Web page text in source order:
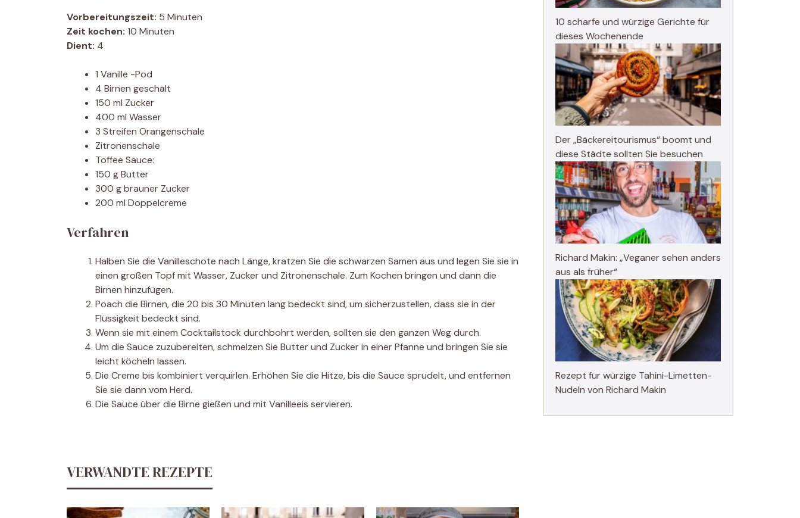
Vorbereitungszeit: 5 Minuten
Zeit kochen: 10 Minuten
Dient: 4
1 Vanille -Pod
4 Birnen geschält
150 ml Zucker
400 ml Wasser
3 Streifen Orangenschale
Zitronenschale
Toffee Sauce:
150 g Butter
300 g brauner Zucker
200 ml Doppelcreme
Verfahren
Halben Sie die Vanilleschote nach Länge, kratzen Sie die schwarzen Samen aus und legen Sie sie in
einen großen Topf mit Wasser, Zucker und Zitronenschale. Zum Kochen bringen und dann die
Birnen hinzufügen.
Poach die Birnen, die 20 bis 30 Minuten lang bedeckt sind, um sicherzustellen, dass sie in der
Flüssigkeit bedeckt sind.
Wenn sie mit einem Cocktailstock durchbohrt werden, sollten sie den ganzen Weg durch.
Um die Sauce zuzubereiten, schmelzen Sie Butter und Zucker in einer Pfanne und bringen Sie sie
leicht köcheln lassen.
Die Creme bis kombiniert verquirlen. Erhöhen Sie die Hitze, bis die Sauce sprudelt, und entfernen
Sie sie dann vom Herd.
Die Sauce über die Birne gießen und mit Vanilleeis servieren.
VERWANDTE REZEPTE
10 scharfe und würzige Gerichte für
dieses Wochenende
Der „Bäckereitourismus“ boomt und
diese Städte sollten Sie besuchen
Richard Makin: „Veganer sehen anders
aus als früher“
Rezept für würzige Tahini-Limetten-
Nudeln von Richard Makin